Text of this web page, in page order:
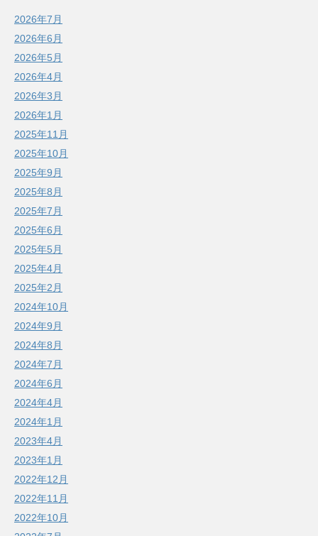
2026年7月
2026年6月
2026年5月
2026年4月
2026年3月
2026年1月
2025年11月
2025年10月
2025年9月
2025年8月
2025年7月
2025年6月
2025年5月
2025年4月
2025年2月
2024年10月
2024年9月
2024年8月
2024年7月
2024年6月
2024年4月
2024年1月
2023年4月
2023年1月
2022年12月
2022年11月
2022年10月